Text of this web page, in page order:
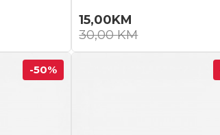
15,00KM
30,00KM
-50%